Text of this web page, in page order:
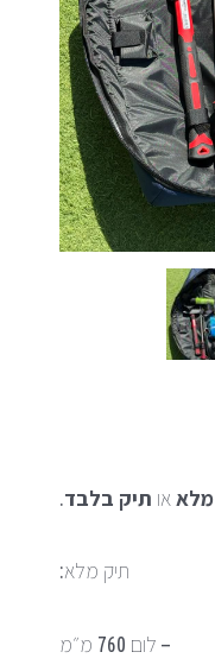
מלא או תיק בלבד
תיק מלא:
– ⁠לום 760 מ״מ